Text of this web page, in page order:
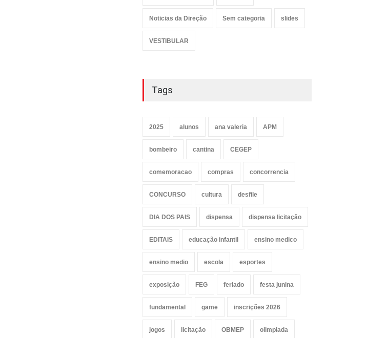
Noticias da Direção Sem categoria slides
VESTIBULAR
Tags
2025 alunos ana valeria APM
bombeiro cantina CEGEP
comemoracao compras concorrencia
CONCURSO cultura desfile
DIA DOS PAIS dispensa dispensa licitação
EDITAIS educação infantil ensino medico
ensino medio escola esportes
exposição FEG feriado festa junina
fundamental game inscrições 2026
jogos licitação OBMEP olimpiada